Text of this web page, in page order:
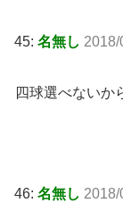
45: 名無し 2018/
四球選べないか
46: 名無し 2018/